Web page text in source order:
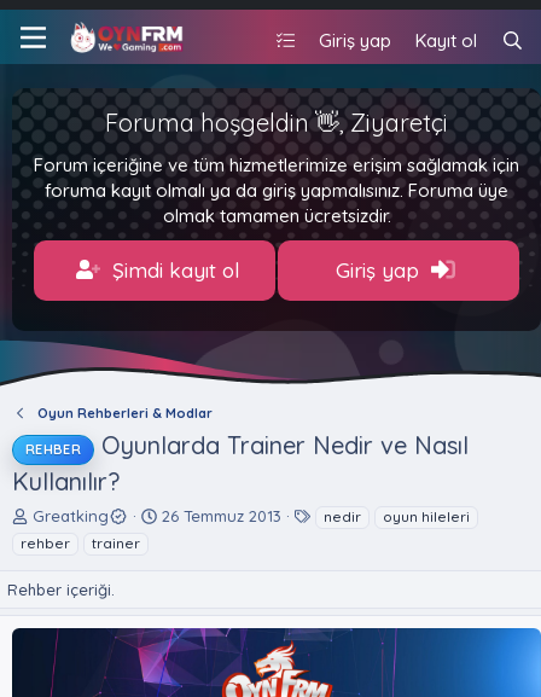
Giriş yap Kayıt ol
Foruma hoşgeldin 👋, Ziyaretçi
Forum içeriğine ve tüm hizmetlerimize erişim sağlamak için
foruma kayıt olmalı ya da giriş yapmalısınız. Foruma üye
olmak tamamen ücretsizdir.
Şimdi kayıt ol Giriş yap
Oyun Rehberleri & Modlar
REHBER
Oyunlarda Trainer Nedir ve Nasıl
Kullanılır?
K
o
u
y
Greatking
B
g
ı
ç
26 Temmuz 2013
r
nedir
oyun hileleri
rehber
trainer
Rehber içeriği.